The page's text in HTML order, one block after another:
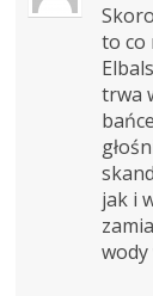
to co
trwa
jak i
wody